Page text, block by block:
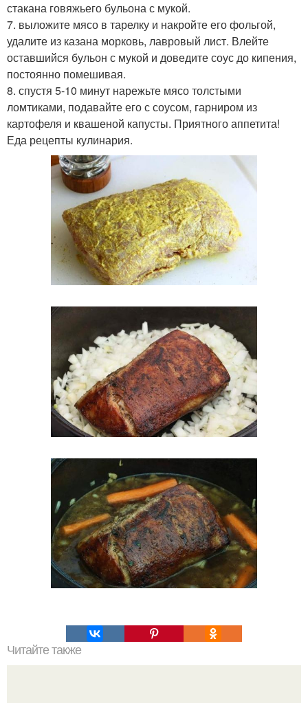
стакана говяжьего бульона с мукой.
7. выложите мясо в тарелку и накройте его фольгой,
удалите из казана морковь, лавровый лист. Влейте
оставшийся бульон с мукой и доведите соус до кипения,
постоянно помешивая.
8. спустя 5-10 минут нарежьте мясо толстыми
ломтиками, подавайте его с соусом, гарниром из
картофеля и квашеной капусты. Приятного аппетита!
Еда рецепты кулинария.
Читайте также